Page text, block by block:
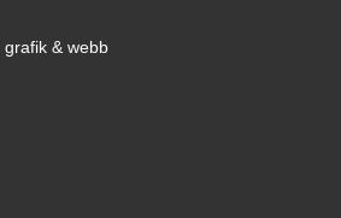
& webb